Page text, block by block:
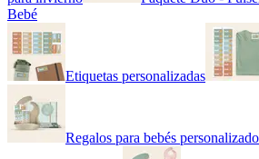
Bebé
Etiquetas personalizadas
Regalos para bebés